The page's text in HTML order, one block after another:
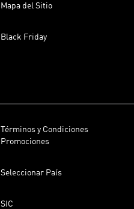
Mapa del Sitio
Black Friday
Términos y Condiciones
Promociones
Seleccionar País
SIC